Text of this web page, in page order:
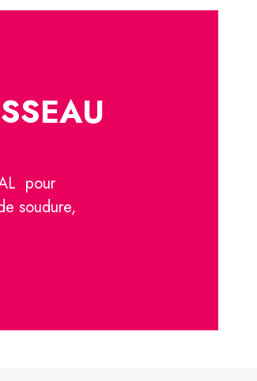
pour
soudure,